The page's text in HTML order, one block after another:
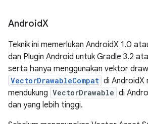
AndroidX
Teknik ini memerlukan AndroidX 1.0
dan Plugin Android untuk Gradle 3.2
serta hanya menggunakan vektor
VectorDrawableCompat di AndroidX
mendukung VectorDrawable di
dan yang lebih tinggi.